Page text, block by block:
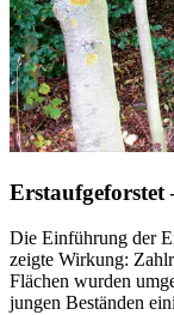
Erstaufgeforstet
Die Einführung der
zeigte Wirkung:
Flächen wurden
jungen Beständen